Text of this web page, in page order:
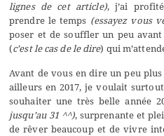
lignes de cet article), j’ai
prendre le temps (essayez vous
poser et de souffler un peu avant
(c’est le cas de le dire) qui
Avant de vous en dire un peu
ailleurs en 2017, je voulait
souhaiter une très belle année
jusqu’au 31 ^^), surprenante et
de rêver beaucoup et de vivre